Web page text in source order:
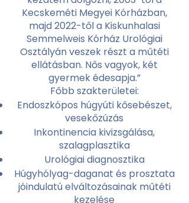
Kecskeméti Megyei Kórházban,
majd 2022-től a Kiskunhalasi
Semmelweis Kórház Urológiai
Osztályán veszek részt a műtéti
ellátásban. Nős vagyok, két
gyermek édesapja.”
Főbb szakterületei:
Endoszkópos húgyúti kősebészet,
vesekőzúzás
Inkontinencia kivizsgálása,
szalagplasztika
Urológiai diagnosztika
Húgyhólyag-daganat és prosztata
jóindulatú elváltozásainak műtéti
kezelése